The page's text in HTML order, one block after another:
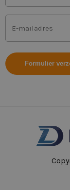
achternaam
(Vereist)
Mailadres
(Vereist)